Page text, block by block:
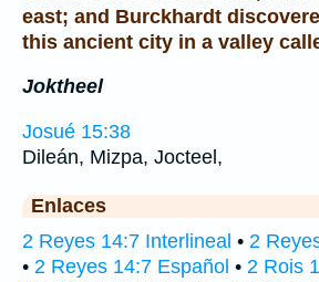
east; and Burckhardt
this ancient city in a valley
Joktheel
Josué 15:38
Dileán, Mizpa, Jocteel,
Enlaces
2 Reyes 14:7 Interlineal • 2
• 2 Reyes 14:7 Español • 2 Rois